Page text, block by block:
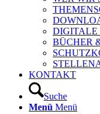
DIGITALE
BÜCHER
KONTAKT
Suche
Menü Menü